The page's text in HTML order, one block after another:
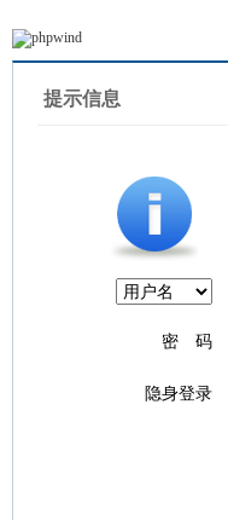
提示信息
密 码
隐身登录